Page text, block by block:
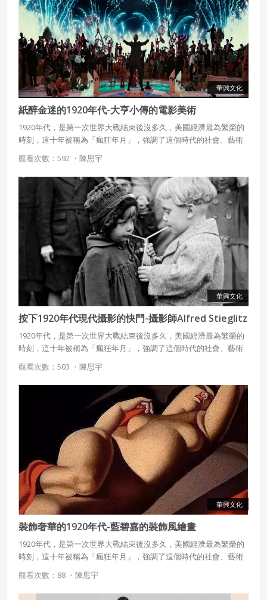
華興文化
紙醉金迷的1920年代-大亨小傳的電影美術
1920年代，是第一次世界大戰結束後沒多久，美國經濟最為繁榮的
時刻，這十年被稱為「瘋狂年月」，強調了這個時代的社會、藝術
和文化活力。因之有人稱這是「歷史上最為多彩的年代」。 大亨小
傳這部電影，依著這樣的時代背景，打造一個紙醉金迷的世界。
觀看次數：592 ・ 陳思宇
華興文化
按下1920年代現代攝影的快門-攝影師Alfred Stieglitz
1920年代，是第一次世界大戰結束後沒多久，美國經濟最為繁榮的
時刻，這十年被稱為「瘋狂年月」，強調了這個時代的社會、藝術
和文化活力。因之有人稱這是「歷史上最為多彩的年代」。 攝影師
Alfred Stieglitz開創攝影的新思維，也把歐洲新藝術思潮帶入美國，
是把攝影推向成為獨立的一門藝術的重要推手。
觀看次數：503 ・ 陳思宇
華興文化
裝飾奢華的1920年代-藍碧嘉的裝飾風繪畫
1920年代，是第一次世界大戰結束後沒多久，美國經濟最為繁榮的
時刻，這十年被稱為「瘋狂年月」，強調了這個時代的社會、藝術
和文化活力。因之有人稱這是「歷史上最為多彩的年代」。 藍碧嘉
生活在這個時代，她的繪畫作品裝飾風格強烈，展現出她個人特色
及女性主義的思維。
觀看次數：88 ・ 陳思宇